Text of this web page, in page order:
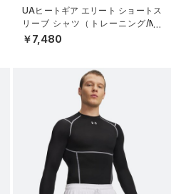
UAヒートギア エリート ショートス
リーブ シャツ（トレーニング/ME
N）
￥7,480